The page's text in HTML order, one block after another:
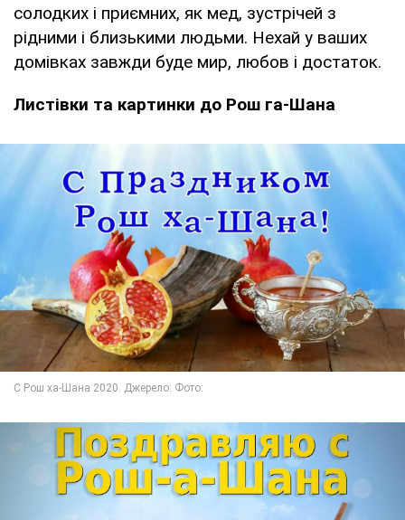
солодких і приємних, як мед, зустрічей з
рідними і близькими людьми. Нехай у ваших
домівках завжди буде мир, любов і достаток.
Листівки та картинки до Рош га-Шана